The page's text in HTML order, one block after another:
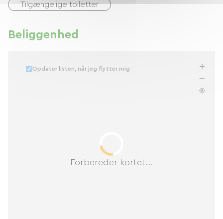
Tilgængelige toiletter
Beliggenhed
Forbereder kortet...
Opdater listen, når jeg flytter mig